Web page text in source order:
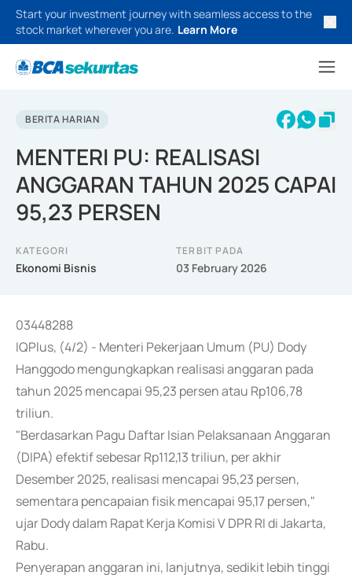
Start your investment journey with seamless access to the
stock market wherever you are. Learn More
BERITA HARIAN
MENTERI PU: REALISASI
ANGGARAN TAHUN 2025 CAPAI
95,23 PERSEN
KATEGORI
Ekonomi Bisnis
TERBIT PADA
03 February 2026
03448288
IQPlus, (4/2) - Menteri Pekerjaan Umum (PU) Dody
Hanggodo mengungkapkan realisasi anggaran pada
tahun 2025 mencapai 95,23 persen atau Rp106,78
triliun.
"Berdasarkan Pagu Daftar Isian Pelaksanaan Anggaran
(DIPA) efektif sebesar Rp112,13 triliun, per akhir
Desember 2025, realisasi mencapai 95,23 persen,
sementara pencapaian fisik mencapai 95,17 persen,"
ujar Dody dalam Rapat Kerja Komisi V DPR RI di Jakarta,
Rabu.
Penyerapan anggaran ini, lanjutnya, sedikit lebih tinggi